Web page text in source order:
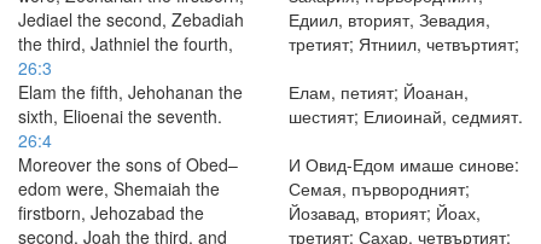
Jediael the second, Zebadiah
the third, Jathniel the fourth,
Едиил, вторият, Зевадия,
третият; Ятниил, четвъртият;
26:3
Elam the fifth, Jehohanan the
sixth, Elioenai the seventh.
Елам, петият; Йоанан,
шестият; Елиоинай, седмият.
26:4
Moreover the sons of Obed–
edom were, Shemaiah the
firstborn, Jehozabad the
second, Joah the third, and
И Овид-Едом имаше синове:
Семая, първородният;
Йозавад, вторият; Йоах,
третият; Сахар, четвъртият;